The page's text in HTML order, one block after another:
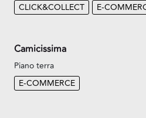
CLICK&COLLECT
E-
Camicissima
Piano terra
E-COMMERCE